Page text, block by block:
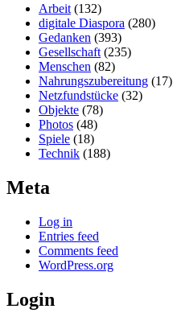
Arbeit (132)
digitale Diaspora (280)
Gedanken (393)
Gesellschaft (235)
Menschen (82)
Nahrungszubereitung (17)
Netzfundstücke (32)
Objekte (78)
Photos (48)
Spiele (18)
Technik (188)
Meta
Log in
Entries feed
Comments feed
WordPress.org
Login